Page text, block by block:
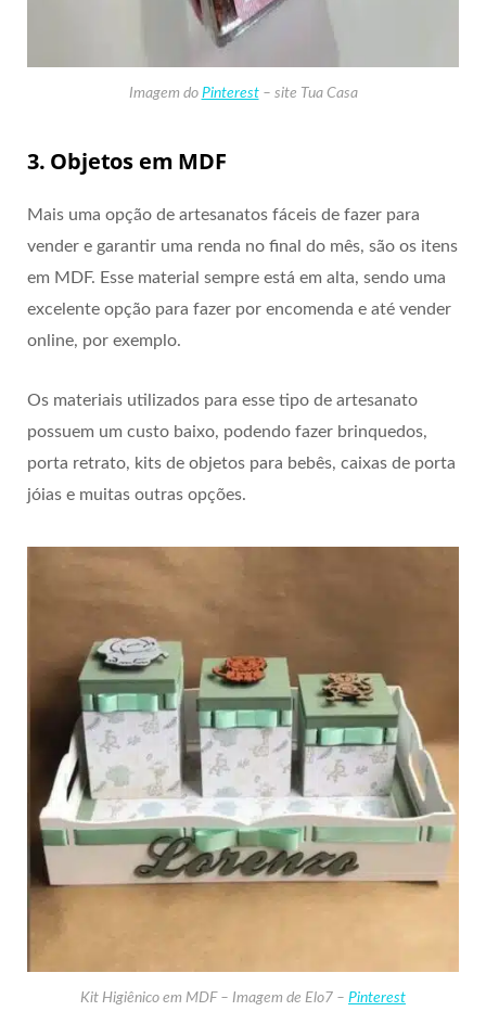
Imagem do Pinterest– site Tua Casa
3. Objetos em MDF
Mais uma opção de artesanatos fáceis de fazer para
vender e garantir uma renda no final do mês, são os itens
em MDF. Esse material sempre está em alta, sendo uma
excelente opção para fazer por encomenda e até vender
online, por exemplo.
Os materiais utilizados para esse tipo de artesanato
possuem um custo baixo, podendo fazer brinquedos,
porta retrato, kits de objetos para bebês, caixas de porta
jóias e muitas outras opções.
Kit Higiênico em MDF – Imagem de Elo7 – Pinterest